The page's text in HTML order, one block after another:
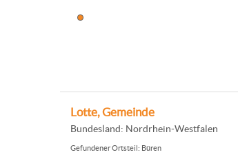
Lotte, Gemeinde
Bundesland: Nordrhein-Westfalen
Gefundener Ortsteil: Büren